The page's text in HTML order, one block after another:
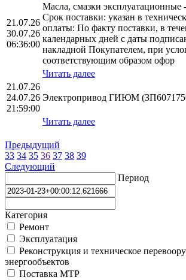
21.07.26
30.07.26
06:36:00
Масла, смазки эксплуатационные
Срок поставки: указан в
оплаты: По факту поставки, в
календарных дней с даты
накладной Покупателем, при
соответствующим образом офор
Читать далее
21.07.26
24.07.26
21:59:00
Электропривод ГИЮМ
Читать далее
Предыдущий
33 34 35 36 37 38 39
Следующий
Период
Категория
Ремонт
Эксплуатация
Реконструкция и техническое
энергообъектов
Поставка МТР